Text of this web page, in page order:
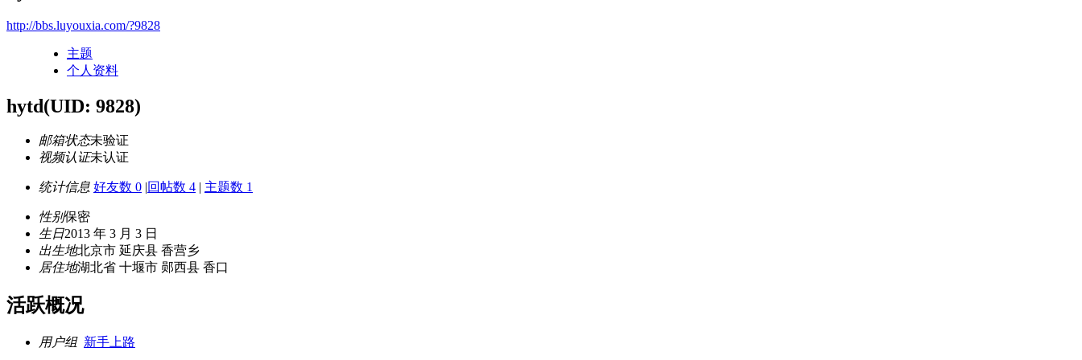
http://bbs.luyouxia.com/?9828
主题
个人资料
hytd(UID: 9828)
邮箱状态未验证
视频认证未认证
统计信息 好友数 0 |回帖数 4 | 主题数 1
性别保密
生日2013 年 3 月 3 日
出生地北京市 延庆县 香营乡
居住地湖北省 十堰市 郧西县 香口
活跃概况
用户组 新手上路